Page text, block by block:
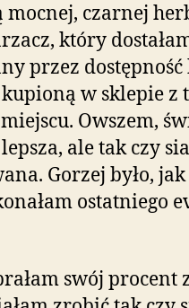
mocnej, czarnej
który
przez
w sklepie
Owszem,
ale tak czy
Gorzej było,
ostatniego
swój procent